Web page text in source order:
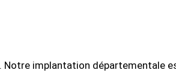
implantation départementale